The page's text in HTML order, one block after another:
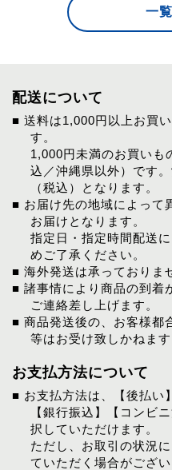
一
配送について
■ 送料は1,000円以上お買
す。
1,000円未満のお買いも
込／沖縄県以外）です
（税込）となります。
■ お届け先の地域によって
お届けとなります。
指定日・指定時間配送
めご了承ください。
■ 海外発送は承っておりま
■ 諸事情により商品の到着
ご連絡差し上げます。
■ 商品発送後の、お客様都
等はお受け致しかねます
お支払方法について
■ お支払方法は、【後払い
【銀行振込】【コンビ
択していただけます。
ただし、お取引の状況
ていただく場合がござ